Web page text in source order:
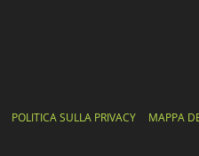
POLITICA SULLA PRIVACY MAPPA